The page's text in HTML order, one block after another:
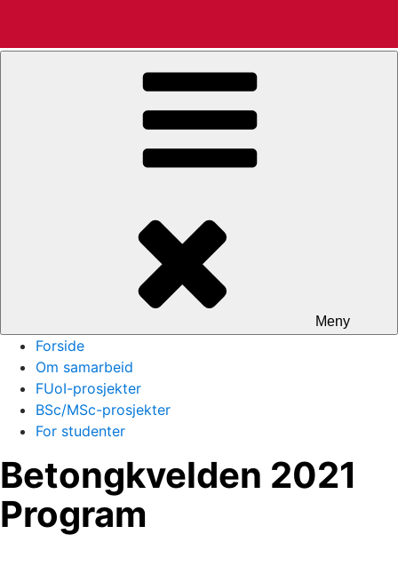
Gå
Meny
Forside
Om samarbeid
FUoI-prosjekter
BSc/MSc-prosjekter
For studenter
Betongkvelden 2021
Program